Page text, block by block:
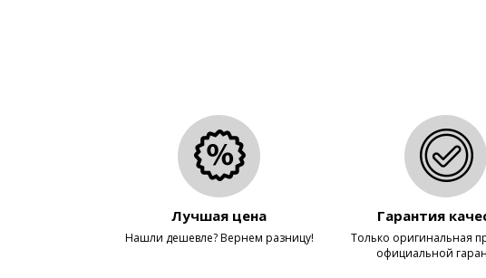
Лучшая цена
Нашли дешевле? Вернем разницу!
Гарантия
Только оригинальная
официальной